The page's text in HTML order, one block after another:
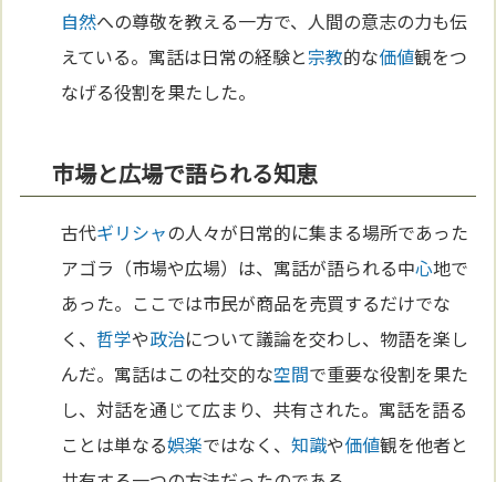
自然への尊敬を教える一方で、人間の意志の力も伝
えている。寓話は日常の経験と宗教的な価値観をつ
なげる役割を果たした。
市場と広場で語られる知恵
古代ギリシャの人々が日常的に集まる場所であった
アゴラ（市場や広場）は、寓話が語られる中心地で
あった。ここでは市民が商品を売買するだけでな
く、 哲学や政治について議論を交わし、物語を楽し
んだ。寓話はこの社交的な空間で重要な役割を果た
し、対話を通じて広まり、共有された。寓話を語る
ことは単なる娯楽ではなく、知識や価値観を他者と